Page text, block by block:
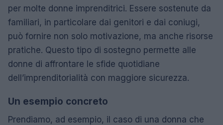
per molte donne imprenditrici. Essere sostenute da
familiari, in particolare dai genitori e dai coniugi,
può fornire non solo motivazione, ma anche risorse
pratiche. Questo tipo di sostegno permette alle
donne di affrontare le sfide quotidiane
dell’imprenditorialità con maggiore sicurezza.
Un esempio concreto
Prendiamo, ad esempio, il caso di una donna che